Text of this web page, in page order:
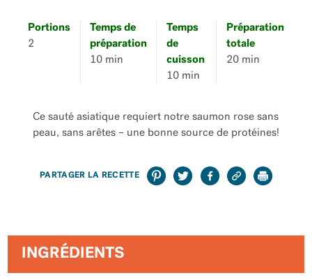
Portions
2
Temps de
préparation
10 min
Temps
de
cuisson
10 min
Préparation
totale
20 min
Ce sauté asiatique requiert notre saumon rose sans
peau, sans arêtes – une bonne source de protéines!
PARTAGER LA RECETTE
INGRÉDIENTS